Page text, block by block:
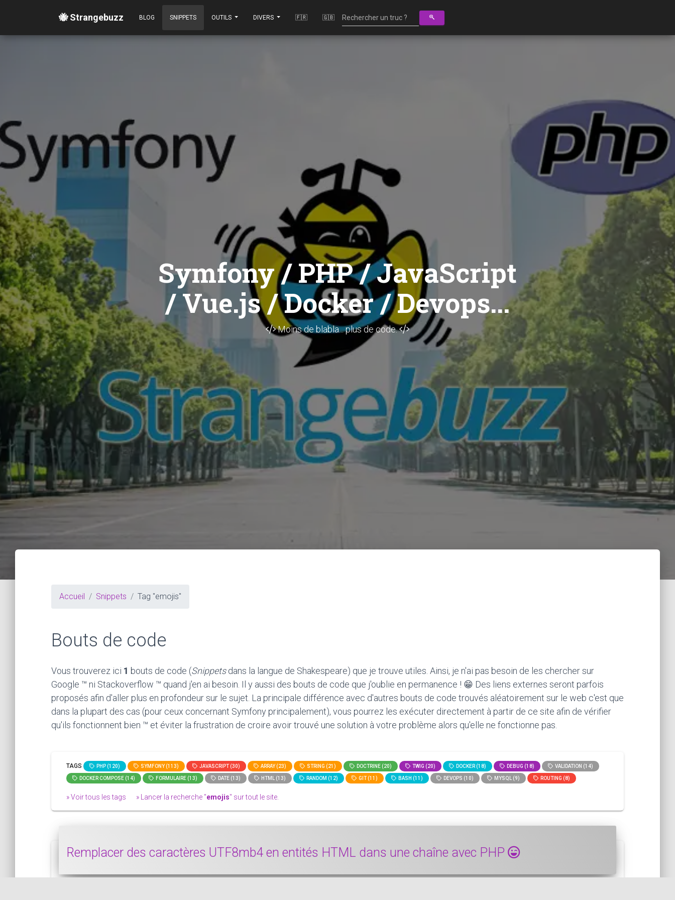
🐝 Strangebuzz BLOG SNIPPETS OUTILS DIVERS 🇫🇷 🇬🇧
Symfony / PHP / JavaScript
/ Vue.js / Docker / Devops...
Moins de blabla... plus de code.
Accueil Snippets Tag "emojis"
Bouts de code
Vous trouverez ici 1 bouts de code (Snippetsdans la langue de Shakespeare) que je trouve utiles. Ainsi, je n'ai pas besoin de les chercher sur
Google ™ ni Stackoverflow ™ quand j'en ai besoin. Il y aussi des bouts de code que j'oublie en permanence ! 😁 Des liens externes seront parfois
proposés afin d'aller plus en profondeur sur le sujet. La principale différence avec d'autres bouts de code trouvés aléatoirement sur le web c'est que
dans la plupart des cas (pour ceux concernant Symfony principalement), vous pourrez les exécuter directement à partir de ce site afin de vérifier
qu'ils fonctionnent bien ™ et éviter la frustration de croire avoir trouvé une solution à votre problème alors qu'elle ne fonctionne pas.
TAGS PHP (120) SYMFONY (113) JAVASCRIPT (30) ARRAY (23) STRING (21) DOCTRINE (20) TWIG (20) DOCKER (18) DEBUG (18) VALIDATION (14)
DOCKER COMPOSE (14) FORMULAIRE (13) DATE (13) HTML (13) RANDOM (12) GIT (11) BASH (11) DEVOPS (10) MYSQL (9) ROUTING (8)
» Voir tous les tags » Lancer la recherche "emojis" sur tout le site.
Remplacer des caractères UTF8mb4 en entités HTML dans une chaîne avec PHP